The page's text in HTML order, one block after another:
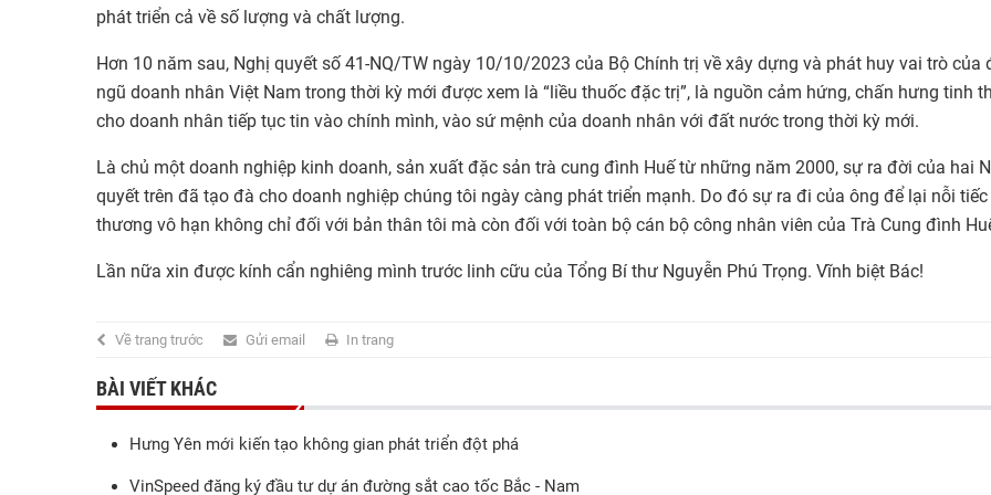
phát triển cả về số lượng và chất lượng.
Hơn 10 năm sau, Nghị quyết số 41-NQ/TW ngày 10/10/2023 của Bộ Chính trị về xây dựng và phát huy vai trò của
ngũ doanh nhân Việt Nam trong thời kỳ mới được xem là “liều thuốc đặc trị”, là nguồn cảm hứng, chấn hưng tinh
cho doanh nhân tiếp tục tin vào chính mình, vào sứ mệnh của doanh nhân với đất nước trong thời kỳ mới.
Là chủ một doanh nghiệp kinh doanh, sản xuất đặc sản trà cung đình Huế từ những năm 2000, sự ra đời của hai
quyết trên đã tạo đà cho doanh nghiệp chúng tôi ngày càng phát triển mạnh. Do đó sự ra đi của ông để lại nỗi tiếc
thương vô hạn không chỉ đối với bản thân tôi mà còn đối với toàn bộ cán bộ công nhân viên của Trà Cung đình
Lần nữa xin được kính cẩn nghiêng mình trước linh cữu của Tổng Bí thư Nguyễn Phú Trọng. Vĩnh biệt Bác!
Về trang trước Gửi email In trang
BÀI VIẾT KHÁC
Hưng Yên mới kiến tạo không gian phát triển đột phá
VinSpeed đăng ký đầu tư dự án đường sắt cao tốc Bắc - Nam